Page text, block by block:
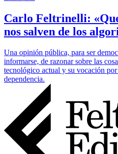
Carlo Feltrinelli:
nos salven de los
Una opinión pública, para ser
informar­se, de razonar sobre las
tecnológico actual y su vocación
dependencia.